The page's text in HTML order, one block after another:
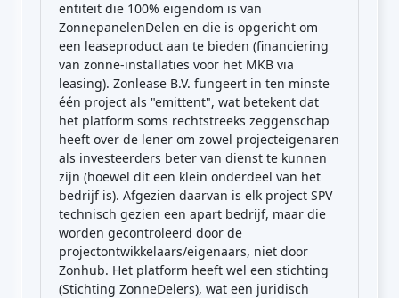
entiteit die 100% eigendom is van
ZonnepanelenDelen en die is opgericht om
een leaseproduct aan te bieden (financiering
van zonne-installaties voor het MKB via
leasing). Zonlease B.V. fungeert in ten minste
één project als "emittent", wat betekent dat
het platform soms rechtstreeks zeggenschap
heeft over de lener om zowel projecteigenaren
als investeerders beter van dienst te kunnen
zijn (hoewel dit een klein onderdeel van het
bedrijf is). Afgezien daarvan is elk project SPV
technisch gezien een apart bedrijf, maar die
worden gecontroleerd door de
projectontwikkelaars/eigenaars, niet door
Zonhub. Het platform heeft wel een stichting
(Stichting ZonneDelers), wat een juridisch